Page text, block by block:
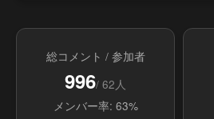
総コメント / 参加者
996/ 62人
メンバー率: 63%